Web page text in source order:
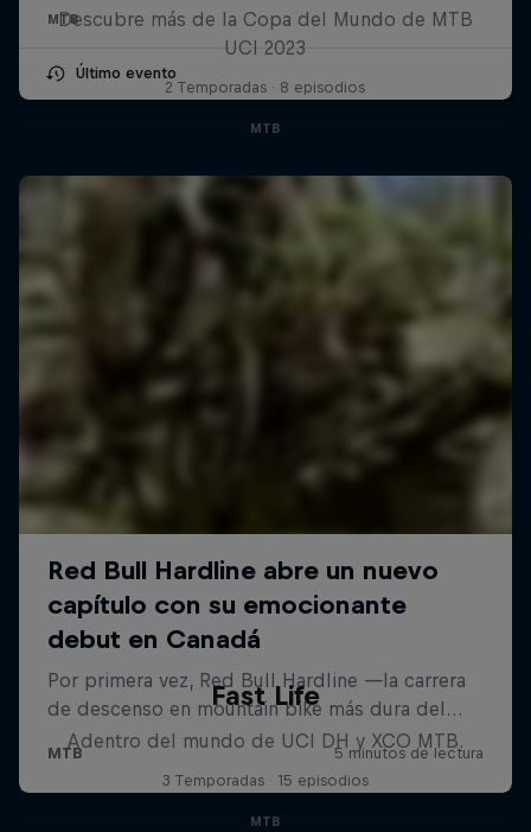
MTB
Último evento
Descubre más de la Copa del Mundo de MTB
UCI 2023
2 Temporadas · 8 episodios
MTB
Fast Life
Adentro del mundo de UCI DH y XCO MTB.
3 Temporadas · 15 episodios
MTB